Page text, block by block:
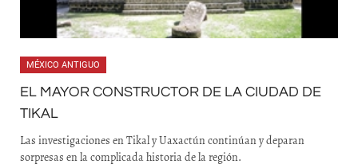
MÉXICO ANTIGUO
EL MAYOR CONSTRUCTOR DE LA CIUDAD DE
TIKAL
Las investigaciones en Tikal y Uaxactún continúan y deparan
sorpresas en la complicada historia de la región.